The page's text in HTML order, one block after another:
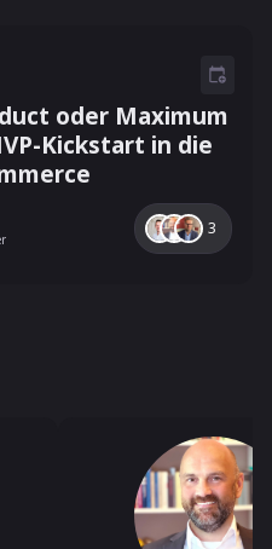
oder Maximum
Kickstart in die
3